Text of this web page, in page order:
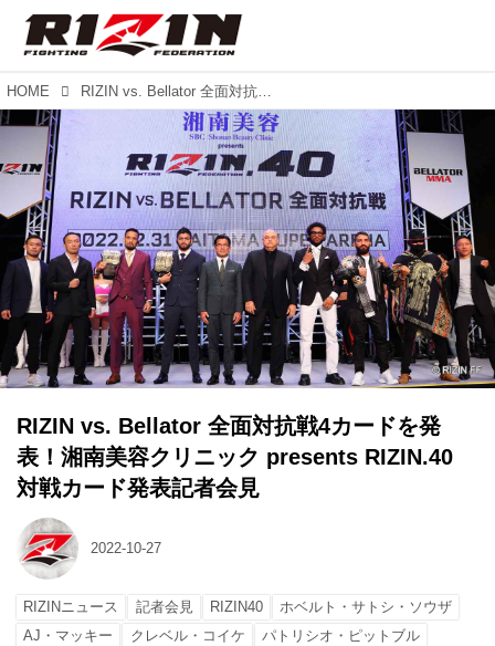
HOME RIZIN vs. Bellator 全面対抗戦4カードを発表！湘南美容クリニック presents RIZIN.40 対戦カード発表記者会見
RIZIN vs. Bellator 全面対抗戦4カードを発
表！湘南美容クリニック presents RIZIN.40
対戦カード発表記者会見
2022-10-27
RIZINニュース 記者会見 RIZIN40
ホベルト・サトシ・ソウザ
AJ・マッキー
クレベル・コイケ
パトリシオ・ピットブル